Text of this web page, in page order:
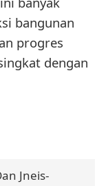
bangunan
progres
dengan
Jneis-